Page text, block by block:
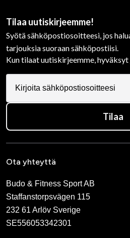
Tilaa uutiskirjeemme!
Syötä sähköpostiosoitteesi, jos
tarjouksia suoraan sähköpostiisi.
Kun tilaat uutiskirjeemme, hyväksyt
Tilaa
Ota yhteyttä
Budo & Fitness Sport AB
Staffanstorpsvägen 115
232 61 Arlöv Sverige
SE556053342301